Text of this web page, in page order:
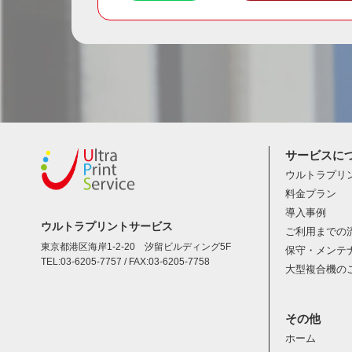
ウルトラプリントサービス
東京都港区海岸1-2-20 汐留ビルディング5F
TEL:03-6205-7757 / FAX:03-6205-7758
サービスに
ウルトラプリ
料金プラン
導入事例
ご利用までの
保守・メンテ
大型複合機の
その他
ホーム